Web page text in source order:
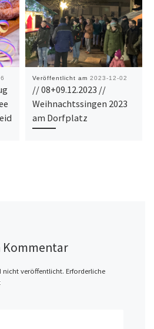
Veröffentlicht am 2023-12-02
// 08+09.12.2023 //
Weihnachtssingen 2023
am Dorfplatz
Kommentar
nicht veröffentlicht. Erforderliche